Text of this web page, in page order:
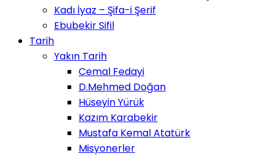
Kadı İyaz – Şifa-i Şerif
Ebubekir Sifil
Tarih
Yakın Tarih
Cemal Fedayi
D.Mehmed Doğan
Hüseyin Yürük
Kazım Karabekir
Mustafa Kemal Atatürk
Misyonerler